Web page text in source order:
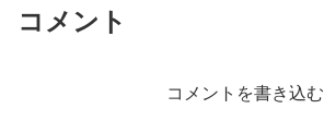
コメント
コメントを書き込む